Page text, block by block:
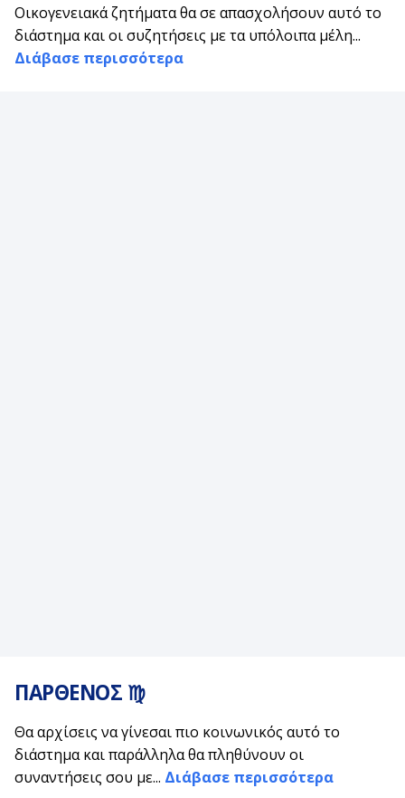
Οικογενειακά ζητήματα θα σε απασχολήσουν αυτό το
διάστημα και οι συζητήσεις με τα υπόλοιπα μέλη...
Διάβασε περισσότερα
ΠΑΡΘΕΝΟΣ ♍
Θα αρχίσεις να γίνεσαι πιο κοινωνικός αυτό το
διάστημα και παράλληλα θα πληθύνουν οι
συναντήσεις σου με... Διάβασε περισσότερα